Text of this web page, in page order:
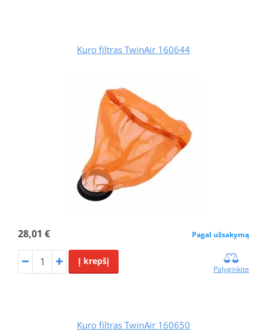
Kuro filtras TwinAir 160644
28,01 € Pagal užsakymą
Į krepšį
Palyginkite
Kuro filtras TwinAir 160650